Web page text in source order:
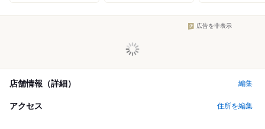
広告を非表示
店舗情報（詳細） 編集
アクセス 住所を編集